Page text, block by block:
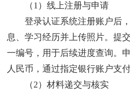
（1）线上注册与申请
登录认证系统注册账户后，
息、学习经历并上传照片。提
一编号，用于后续进度查询。
人民币，通过指定银行账户支付
（2）材料递交与核实